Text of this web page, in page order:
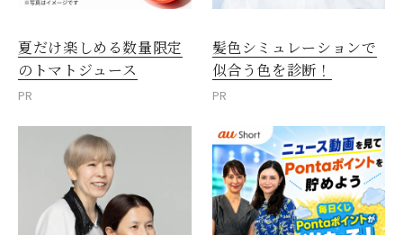
夏だけ楽しめる数量限定
のトマトジュース
PR
髪色シミュレーションで
似合う色を診断！
PR